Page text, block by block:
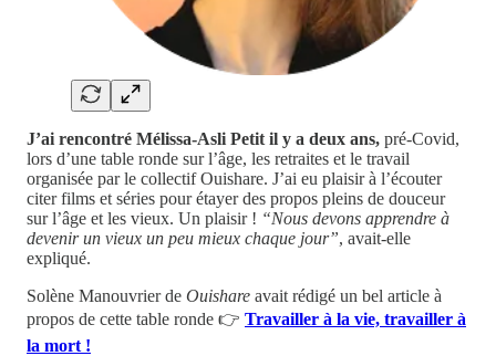
J’ai rencontré Mélissa-Asli Petit il y a deux ans, pré-Covid,
lors d’une table ronde sur l’âge, les retraites et le travail
organisée par le collectif Ouishare. J’ai eu plaisir à l’écouter
citer films et séries pour étayer des propos pleins de douceur
sur l’âge et les vieux. Un plaisir ! “Nous devons apprendre à
devenir un vieux un peu mieux chaque jour”, avait-elle
expliqué.
Solène Manouvrier de Ouishare avait rédigé un bel article à
propos de cette table ronde 👉 Travailler à la vie, travailler à
la mort !